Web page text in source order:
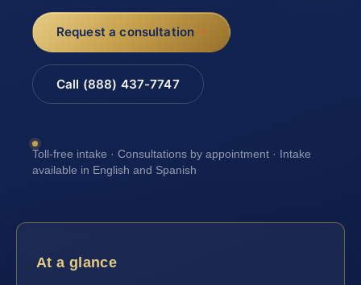
Request a consultation
Call (888) 437-7747
Toll-free intake · Consultations by appointment · Intake
available in English and Spanish
At a glance